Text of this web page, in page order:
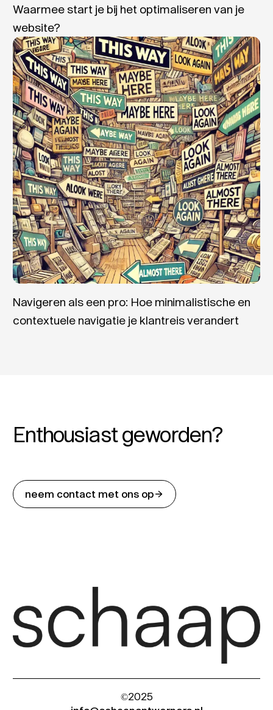
Waarmee start je bij het optimaliseren van je
website?
Navigeren als een pro: Hoe minimalistische en
contextuele navigatie je klantreis verandert
Enthousiast geworden?
neem contact met ons op
©2025